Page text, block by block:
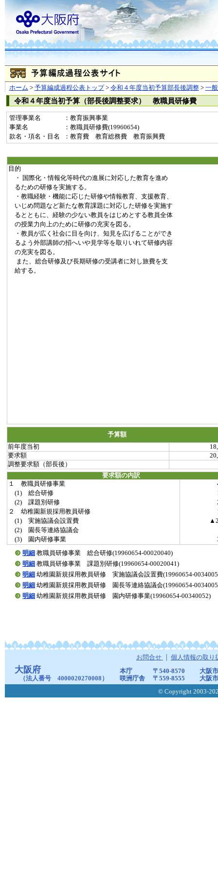
ホーム > 予算編成過程公表トップ> 令和４年度当初予算部長後調整> 一
令和４年度当初予算（部長後調整要求） 教職員研修費
管理事業名
：教育振興事業
事業名
：教職員研修費(19960654)
款名・項名・目名
：教育費 教育総務費 教育振興費
目的
・ 国際化・情報化等時代の進展に対応した教育を進め
るための研修を実施する。
・教職経験・機能に応じた研修や情報教育、支援教育、
いじめ問題など新たな教育課題に対応した研修を実施す
るとともに、経験の少ない教員をはじめとする教員全体
の授業力向上のために研修の充実を図る。
・教員が広く社会に目を向け、知見を広げることができ
るよう外部講師の招へいや見学等を取りいれて研修内容
の充実を図る。
また、総合研修及び長期研修の受講者に対し旅費を支
給する。
予算額
前年度当初
要求額
調整要求額（部長後）
要求額の内訳
１ 教職員研修事業
(1) 総合研修
(2) 課題別研修
２ 幼稚園新規採用教員研修
(1) 実施協議会設置費
(2) 園長等連絡協議会
(3) 園内研修事業
明細 教職員研修事業 総合研修(19960654-00020040)
明細 教職員研修事業 課題別研修(19960654-00020041)
明細 幼稚園新規採用教員研修 実施協議会設置費(19960654-
明細 幼稚園新規採用教員研修 園長等連絡協議会(19960654-
明細 幼稚園新規採用教員研修 園内研修事業(19960654-00340052)
お問合せ 個人情報の取り
大阪府
（法人番号 4000020270008）
本庁 〒540-8570
大阪
咲洲庁舎
〒559-8555
大阪
© Copyright 2003-